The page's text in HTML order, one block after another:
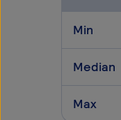
Min
Median
Max